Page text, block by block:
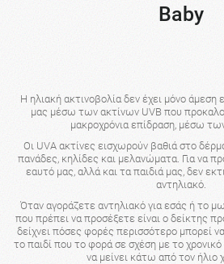
Baby
Η ηλιακή ακτινοβολία δεν έχει μόνο άμεση
μας μέσω των ακτίνων UVB που
μακροχρόνια επίδραση, μέσω
Οι UVA ακτίνες εισχωρούν βαθιά στο
πανάδες, κηλίδες και μελανώματα. Για να
εαυτό μας, αλλά και τα παιδιά μας, δεν
αντηλιακό.
Όταν αγοράζετε αντηλιακό για εσάς ή το
που πρέπει να προσέξετε είναι ο δείκτης
δείχνει πόσες φορές περισσότερο μπορεί
το παιδί που το φορά σε σχέση με το
να μείνει κάτω από τον ήλιο